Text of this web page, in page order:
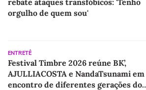
orgulho de quem sou'
ENTRETÊ
Festival Timbre 2026 reúne BK’,
AJULLIACOSTA e NandaTsunami em
encontro de diferentes gerações do